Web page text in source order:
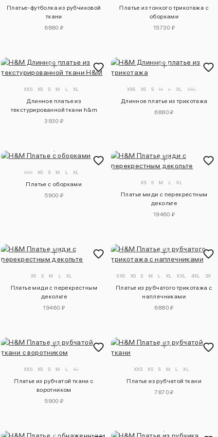
Платье-футболка из рубчиковой
ткани
6880 ₽
Платье из тонкого трикотажа с
оборками
15730 ₽
XXS XS S M L XL
Длинное платье из
текстурированной ткани h&m
3930 ₽
XXS XS S M L XL XXL
Длинное платье из трикотажа
6880 ₽
XXS XS S M L XL
Платье с оборками
5900 ₽
XS S M L XL
Платье миди с перекрестным
декольте
19460 ₽
XS S M L XL
Платье миди с перекрестным
декольте
19460 ₽
XXS XS S M L XL XXL 4XL 3XL
Платье из рубчатого трикотажа с
наплечниками
6880 ₽
XXS XS S M L XL
Платье из рубчатой ткани с
воротником
5900 ₽
XXS XS S M L XL
Платье из рубчатой ткани
7870 ₽